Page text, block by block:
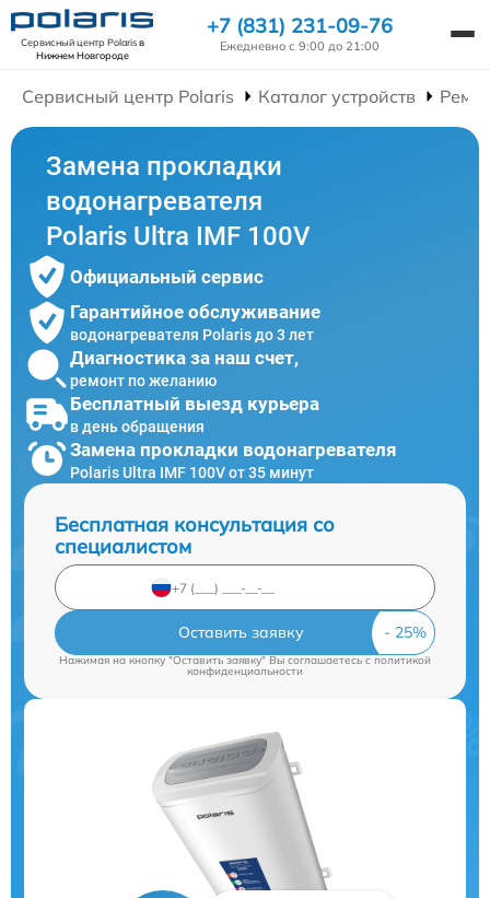
Сервисный центр Polarisв
Нижнем Новгороде
+7 (831) 231-09-76
Ежедневно с 9:00 до 21:00
Сервисный центр Polaris Каталог устройств
Замена прокладки
водонагревателя
Polaris Ultra IMF 100V
Официальный сервис
Гарантийное обслуживание
водонагревателя Polaris до 3 лет
Диагностика за наш счет,
ремонт по желанию
Бесплатный выезд курьера
в день обращения
Замена прокладки водонагревателя
Polaris Ultra IMF 100V от 35 минут
Бесплатная консультация со
специалистом
Оставить заявку
Нажимая на кнопку "Оставить заявку" Вы соглашаетесь cполитикой
конфиденциальности